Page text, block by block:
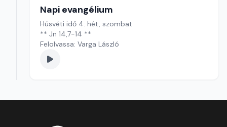
Napi evangélium
Húsvéti idő 4. hét, szombat
** Jn 14,7-14 **
Felolvassa: Varga László